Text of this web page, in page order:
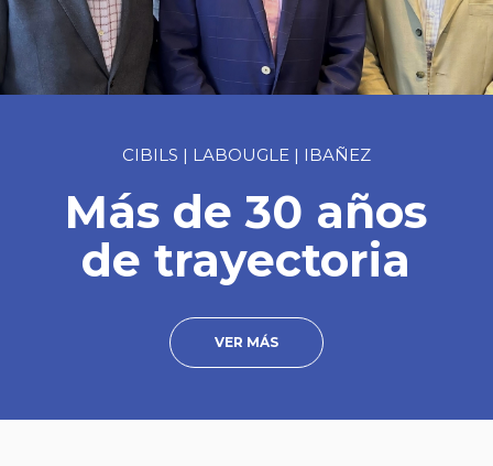
VER MÁS
CIBILS | LABOUGLE | IBAÑEZ
Más de 30 años
de trayectoria